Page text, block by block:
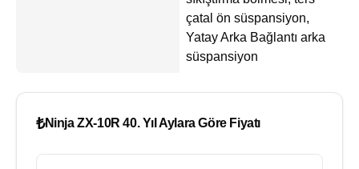
çatal ön süspansiyon,
Yatay Arka Bağlantı arka
süspansiyon
₺Ninja ZX-10R 40. Yıl Aylara Göre Fiyatı